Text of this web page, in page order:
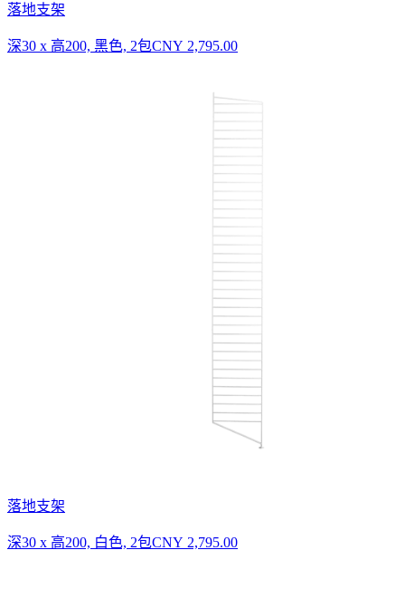
落地支架
深30 x 高200, 黑色, 2包CNY 2,795.00
落地支架
深30 x 高200, 白色, 2包CNY 2,795.00